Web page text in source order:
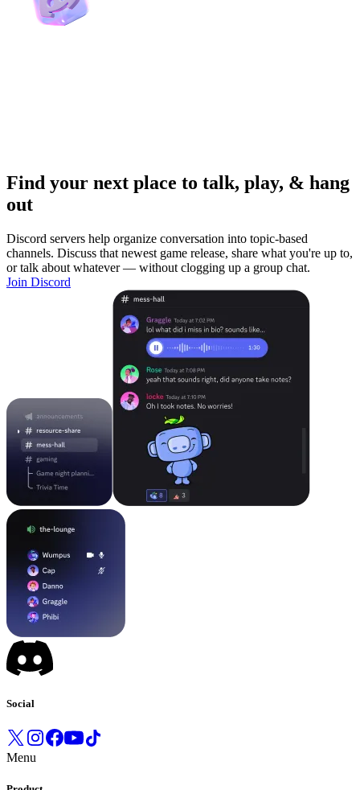
Find your next place to talk, play, & hang
out
Discord servers help organize conversation into topic-based
channels. Discuss that newest game release, share what you're up to,
or talk about whatever — without clogging up a group chat.
Join Discord
Social
Menu